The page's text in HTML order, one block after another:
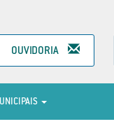
OUVIDORIA